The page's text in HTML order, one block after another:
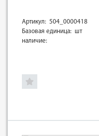
Артикул: 504_0000418
Базовая единица: шт
наличие: